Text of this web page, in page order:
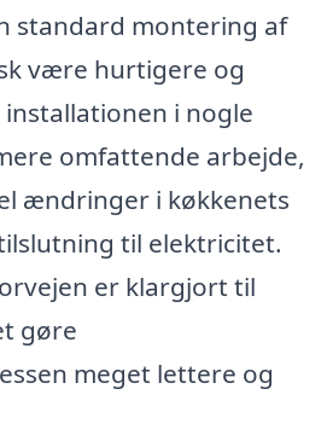
standard montering af
være hurtigere og
i nogle
omfattende arbejde,
ændringer i køkkenets
til elektricitet.
er klargjort til
gøre
meget lettere og